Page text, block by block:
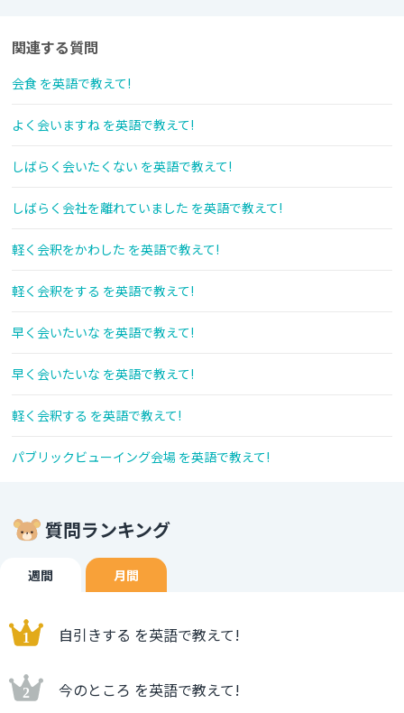
関連する質問
会食 を英語で教えて!
よく会いますね を英語で教えて!
しばらく会いたくない を英語で教えて!
しばらく会社を離れていました を英語で教えて!
軽く会釈をかわした を英語で教えて!
軽く会釈をする を英語で教えて!
早く会いたいな を英語で教えて!
早く会いたいな を英語で教えて!
軽く会釈する を英語で教えて!
パブリックビューイング会場 を英語で教えて!
質問ランキング
週間 月間
自引きする を英語で教えて!
今のところ を英語で教えて!